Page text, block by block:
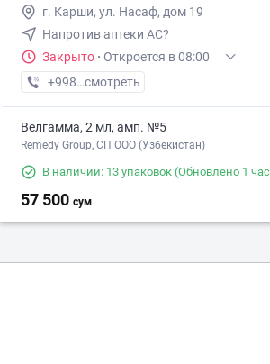
г. Карши, ул. Насаф, дом 19
Напротив аптеки АС?
Закрыто · Откроется в 08:00
+998 (75) XXX-XX-XX
смотреть
Велгамма, 2 мл, амп. №5
Remedy Group, СП ООО (Узбекистан)
В наличии: 13 упаковок (Обновлено 1
57 500 сум